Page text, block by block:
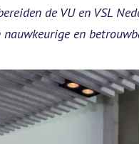
de VU en VSL
en